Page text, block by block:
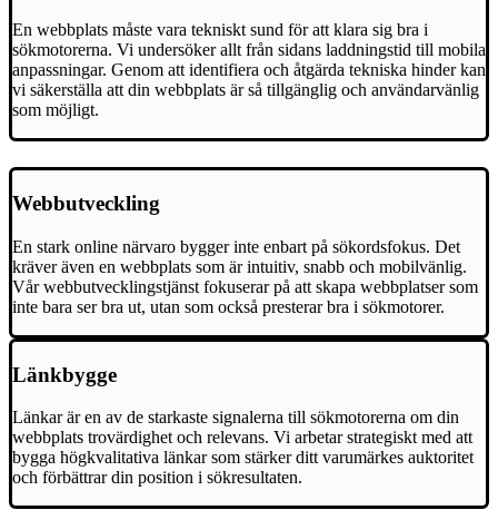
En webbplats måste vara tekniskt sund för att klara sig bra i
sökmotorerna. Vi undersöker allt från sidans laddningstid till mobila
anpassningar. Genom att identifiera och åtgärda tekniska hinder kan
vi säkerställa att din webbplats är så tillgänglig och användarvänlig
som möjligt.
Webbutveckling
En stark online närvaro bygger inte enbart på sökordsfokus. Det
kräver även en webbplats som är intuitiv, snabb och mobilvänlig.
Vår webbutvecklingstjänst fokuserar på att skapa webbplatser som
inte bara ser bra ut, utan som också presterar bra i sökmotorer.
Länkbygge
Länkar är en av de starkaste signalerna till sökmotorerna om din
webbplats trovärdighet och relevans. Vi arbetar strategiskt med att
bygga högkvalitativa länkar som stärker ditt varumärkes auktoritet
och förbättrar din position i sökresultaten.